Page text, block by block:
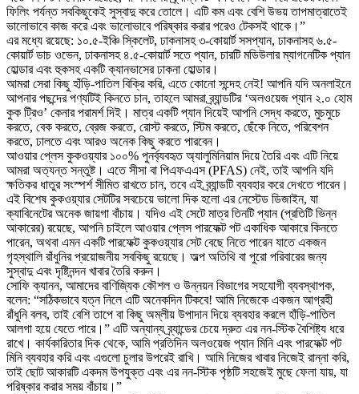
ফিলিং পর্যন্ত সবকিছুকেই সুস্বাদু করে তোলে। এটি কম এবং বেশি উভয় তাপমাত্রাতেই
ভালোভাবে কাজ করে এবং ভালোভাবে পরিষ্কার করার পরেও টেকসই থাকে।”
এর মধ্যে রয়েছে: ১০.৫-ইঞ্চি স্কিলেট, ঢাকনাসহ ৩-কোয়ার্ট সসপ্যান, ঢাকনাসহ ৬.৫-
কোয়ার্ট ডাচ ওভেন, ঢাকনাসহ ৪.৫-কোয়ার্ট সতে প্যান, চারটি মডিউলার ম্যাগনেটিক প্যান
হোল্ডার এবং হুকসহ একটি ক্যানভাসের ঢাকনা হোল্ডার।
আমরা সেরা কিছু হাঁড়ি-পাতিল বিক্রি করি, এতে কোনো সন্দেহ নেই! আপনি যদি অনলাইনে
আপনার পছন্দের পণ্যটিই কিনতে চান, তাহলে আমরা ব্র্যান্ডটির ‘অলওয়েজ প্যান ২.০ হোম
কুক ট্রিও’ কেনার পরামর্শ দিই। মাত্র একটি প্যান দিয়েই আপনি সেদ্ধ করতে, মুচমুচে
করতে, বেক করতে, ব্রেজ করতে, রোস্ট করতে, স্টিম করতে, ছেঁকে নিতে, পরিবেশন
করতে, ঢালতে এবং আরও অনেক কিছু করতে পারবেন।
আওয়ার প্লেস কুকওয়্যার ১০০% পুনর্ব্যবহৃত অ্যালুমিনিয়াম দিয়ে তৈরি এবং এটি নিয়ে
আমরা অত্যন্ত সন্তুষ্ট। এতে সীসা বা পিএফএএস (PFAS) নেই, তাই আপনি যদি
ক্ষতিকর ধাতুর সংস্পর্শ সীমিত রাখতে চান, তবে এই ব্র্যান্ডটি ব্যবহার করে দেখতে পারেন।
এই বিশেষ কুকওয়্যার সেটটির সবচেয়ে ভালো দিক হলো এর নেস্টেড ডিজাইন, যা
ক্যাবিনেটের অনেক জায়গা বাঁচায়। যদিও এই সেটে মাত্র তিনটি প্যান (প্রতিটি ভিন্ন
আকারের) রয়েছে, আপনি চাইলে আওয়ার প্লেস পারফেক্ট পট একাধিক আকারে কিনতে
পারেন, অথবা এমন একটি পারফেক্ট কুকওয়্যার সেট বেছে নিতে পারেন যাতে একজন
গৃহস্থালি রাঁধুনির প্রয়োজনীয় সবকিছু রয়েছে। অল্প অতিথি বা পুরো পরিবারের জন্য
সুস্বাদু এবং দৃষ্টিনন্দন খাবার তৈরি করুন।
সোফি ক্যানন, আমাদের বাণিজ্যিক কৌশল ও উন্নয়ন বিভাগের সহযোগী ব্যবস্থাপক,
বলেন: “সঠিকভাবে যত্ন নিলে এটি অনেকদিন টিকবে! আমি নিজেকে একজন আগ্রহী
রাঁধুনি বলব, তাই বেশি তাপে বা কিছু অম্লীয় উপাদান দিয়ে ব্যবহার করলে হাঁড়ি-পাতিল
আলগা হয়ে যেতে পারে।” এটি অন্যান্য ব্র্যান্ডের চেয়ে দ্রুত এর নন-স্টিক বৈশিষ্ট্য ধরে
রাখে। কার্যকারিতার দিক থেকে, আমি প্রতিদিন অলওয়েজ প্যান মিনি এবং পারফেক্ট পট
মিনি ব্যবহার করি এবং এগুলো চুলার উপরেই রাখি। আমি নিজের খাবার নিজেই রান্না করি,
তাই ছোট আকারটি একদম উপযুক্ত এবং এর নন-স্টিক পৃষ্ঠটি সহজেই মুছে ফেলা যায়, যা
পরিষ্কার করার সময় বাঁচায়।”